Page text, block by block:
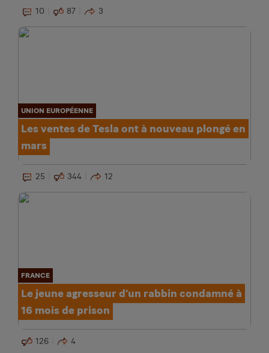
10 87 3
UNION EUROPÉENNE
Les ventes de Tesla ont à nouveau plongé en
mars
25 344 12
FRANCE
Le jeune agresseur d’un rabbin condamné à
16 mois de prison
126 4